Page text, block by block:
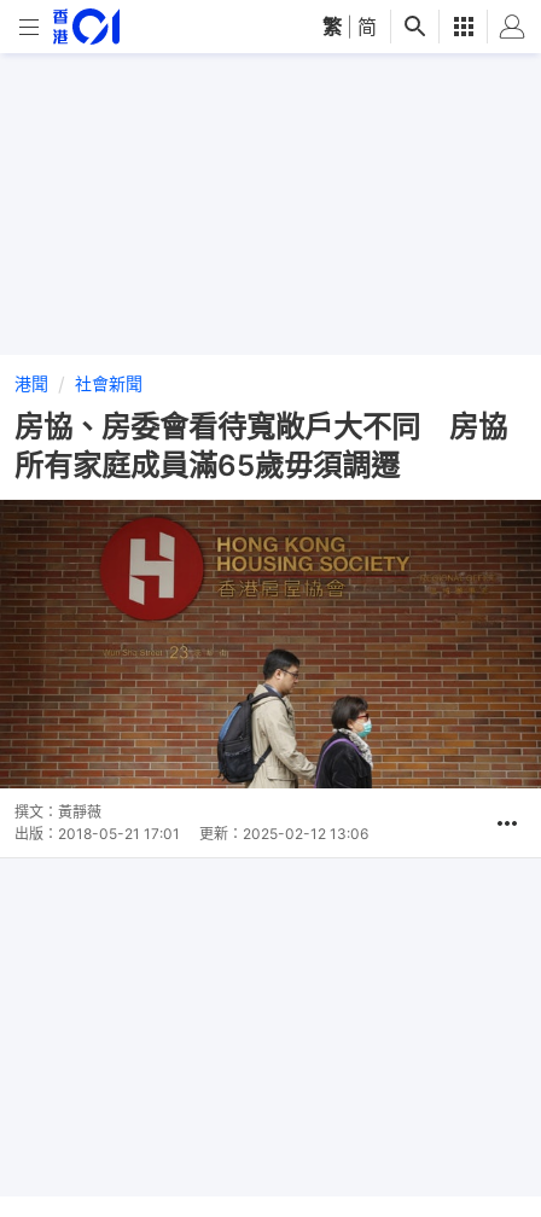
繁 简
港聞 社會新聞
房協、房委會看待寬敞戶大不同 房協
所有家庭成員滿65歲毋須調遷
撰文： 黃靜薇
出版： 2018-05-21 17:01 更新： 2025-02-12 13:06